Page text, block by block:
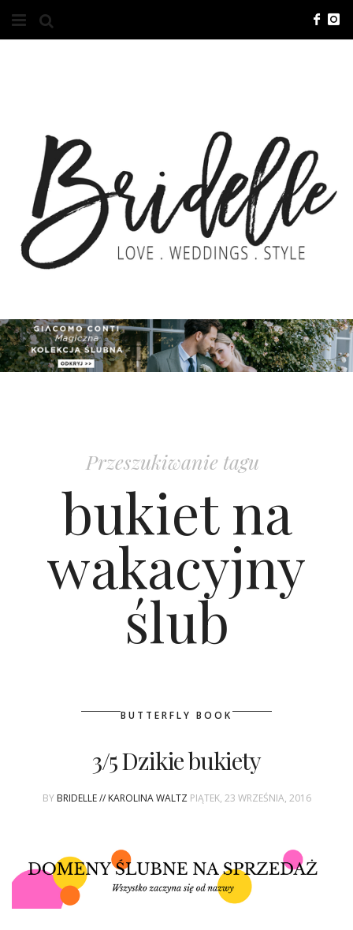
O NAS
KONTAKT
REKLAMA
ADVERTISING
ZGŁOSZENIA
KSIĄŻKI BRIDELLE
POLECANE FIRMY
Przeszukiwanie tagu
bukiet na
wakacyjny
ślub
BUTTERFLY BOOK
3/5 Dzikie bukiety
BY BRIDELLE // KAROLINA WALTZ PIĄTEK, 23 WRZEŚNIA, 2016